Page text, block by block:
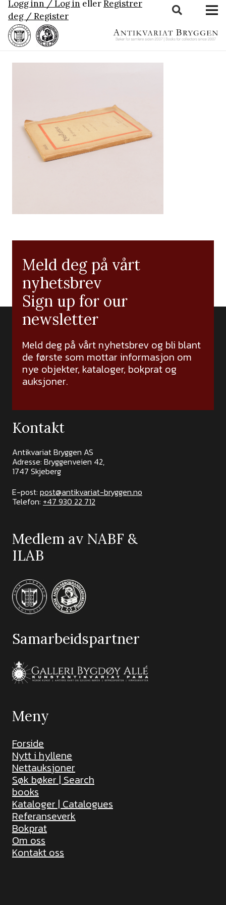
Logg inn / Log in ellerRegistrer
deg / Register
Meld deg på vårt
nyhetsbrev
Sign up for our
newsletter
Meld deg på vårt nyhetsbrev og bli blant
de første som mottar informasjon om
nye objekter, kataloger, bokprat og
auksjoner.
Kontakt
Antikvariat Bryggen AS
Adresse: Bryggenveien 42,
1747 Skjeberg
E-post: post@antikvariat-bryggen.no
Telefon: +47 930 22 712
Medlem av NABF &
ILAB
Samarbeidspartner
Meny
Forside
Nytt i hyllene
Nettauksjoner
Søk bøker | Search
books
Kataloger | Catalogues
Referanseverk
Bokprat
Om oss
Kontakt oss